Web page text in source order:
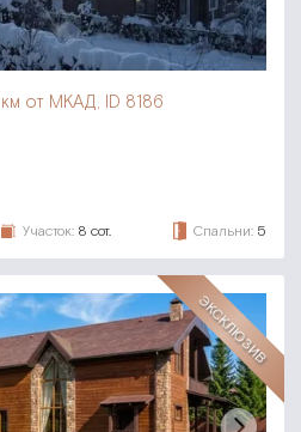
от МКАД, ID 8186
Участок: 8 сот. Спальни: 5
ЭКСКЛЮЗИВ